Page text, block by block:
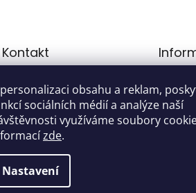
obsahu a reklam,
sociálních médií a analýze naší
využíváme soubory
zde.
Nastavení
Kontakt
gmail.com
603 100 289
vyhrazena.